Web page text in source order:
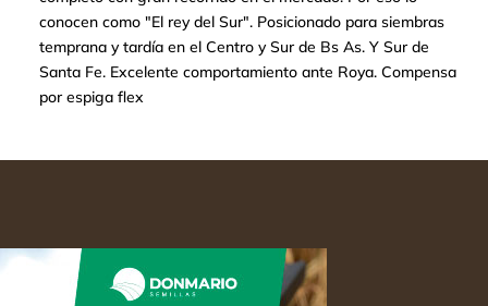
conocen como "El rey del Sur". Posicionado para siembras
temprana y tardía en el Centro y Sur de Bs As. Y Sur de
Santa Fe. Excelente comportamiento ante Roya. Compensa
por espiga flex